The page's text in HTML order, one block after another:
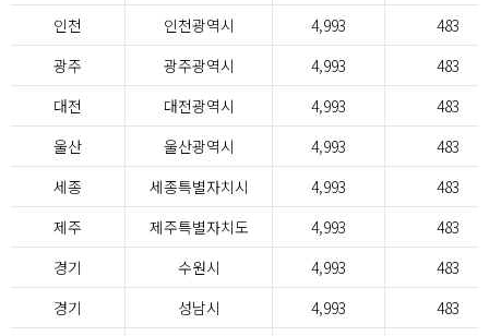
인천
인천광역시 4,993
483
광주
광주광역시 4,993
483
대전
대전광역시 4,993
483
울산
울산광역시 4,993
483
세종
세종특별자치시 4,993
483
제주
제주특별자치도 4,993
483
경기
수원시 4,993
483
경기
성남시 4,993
483